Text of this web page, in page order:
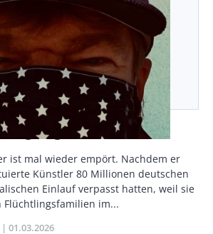
wagen
ist mal wieder empört. Nachdem er
Künstler 80 Millionen deutschen
Einlauf verpasst hatten, weil sie
Flüchtlingsfamilien im...
Publikationsdatum
01.03.2026